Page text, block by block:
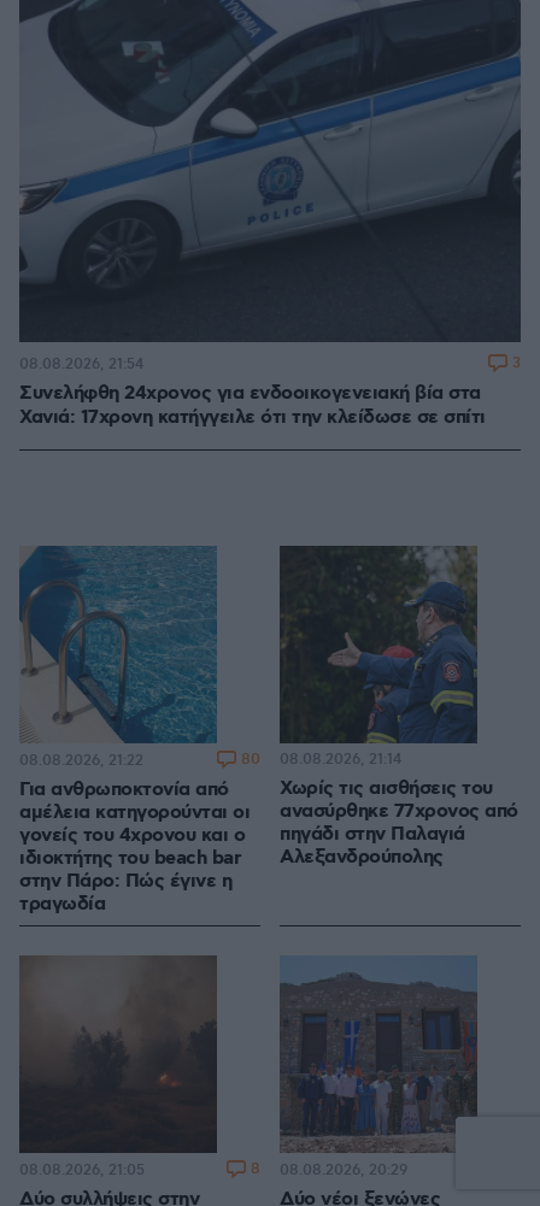
Συνελήφθη 24χρονος για ενδοοικογενειακή βία στα
Χανιά: 17χρονη κατήγγειλε ότι την κλείδωσε σε σπίτι
08.08.2026, 21:54 3
Για ανθρωποκτονία από
αμέλεια κατηγορούνται οι
γονείς του 4χρονου και ο
ιδιοκτήτης του beach bar
στην Πάρο: Πώς έγινε η
τραγωδία
08.08.2026, 21:22 80
Χωρίς τις αισθήσεις του
ανασύρθηκε 77χρονος από
πηγάδι στην Παλαγιά
Αλεξανδρούπολης
08.08.2026, 21:14
Δύο συλλήψεις στην
08.08.2026, 21:05 8
Δύο νέοι ξενώνες
08.08.2026, 20:29